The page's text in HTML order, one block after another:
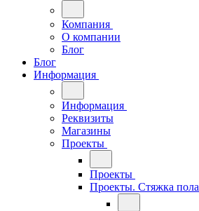
Компания
О компании
Блог
Блог
Информация
Информация
Реквизиты
Магазины
Проекты
Проекты
Проекты. Стяжка пола